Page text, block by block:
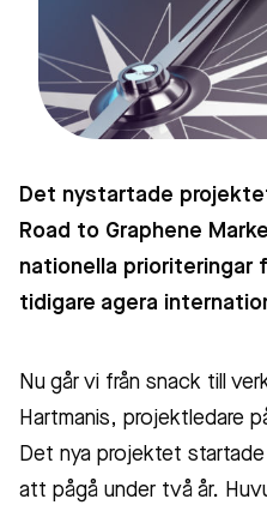
Det nystartade
Road to Graphene
nationella prioriteringar
tidigare agera
Nu går vi från snack till
Hartmanis, projektledare
Det nya projektet
att pågå under två år.